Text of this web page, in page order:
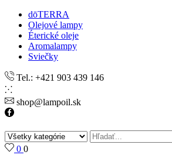
dōTERRA
Olejové lampy
Éterické oleje
Aromalampy
Sviečky
Tel.: +421 903 439 146
shop@lampoil.sk
Facebook
Search
input
0 0